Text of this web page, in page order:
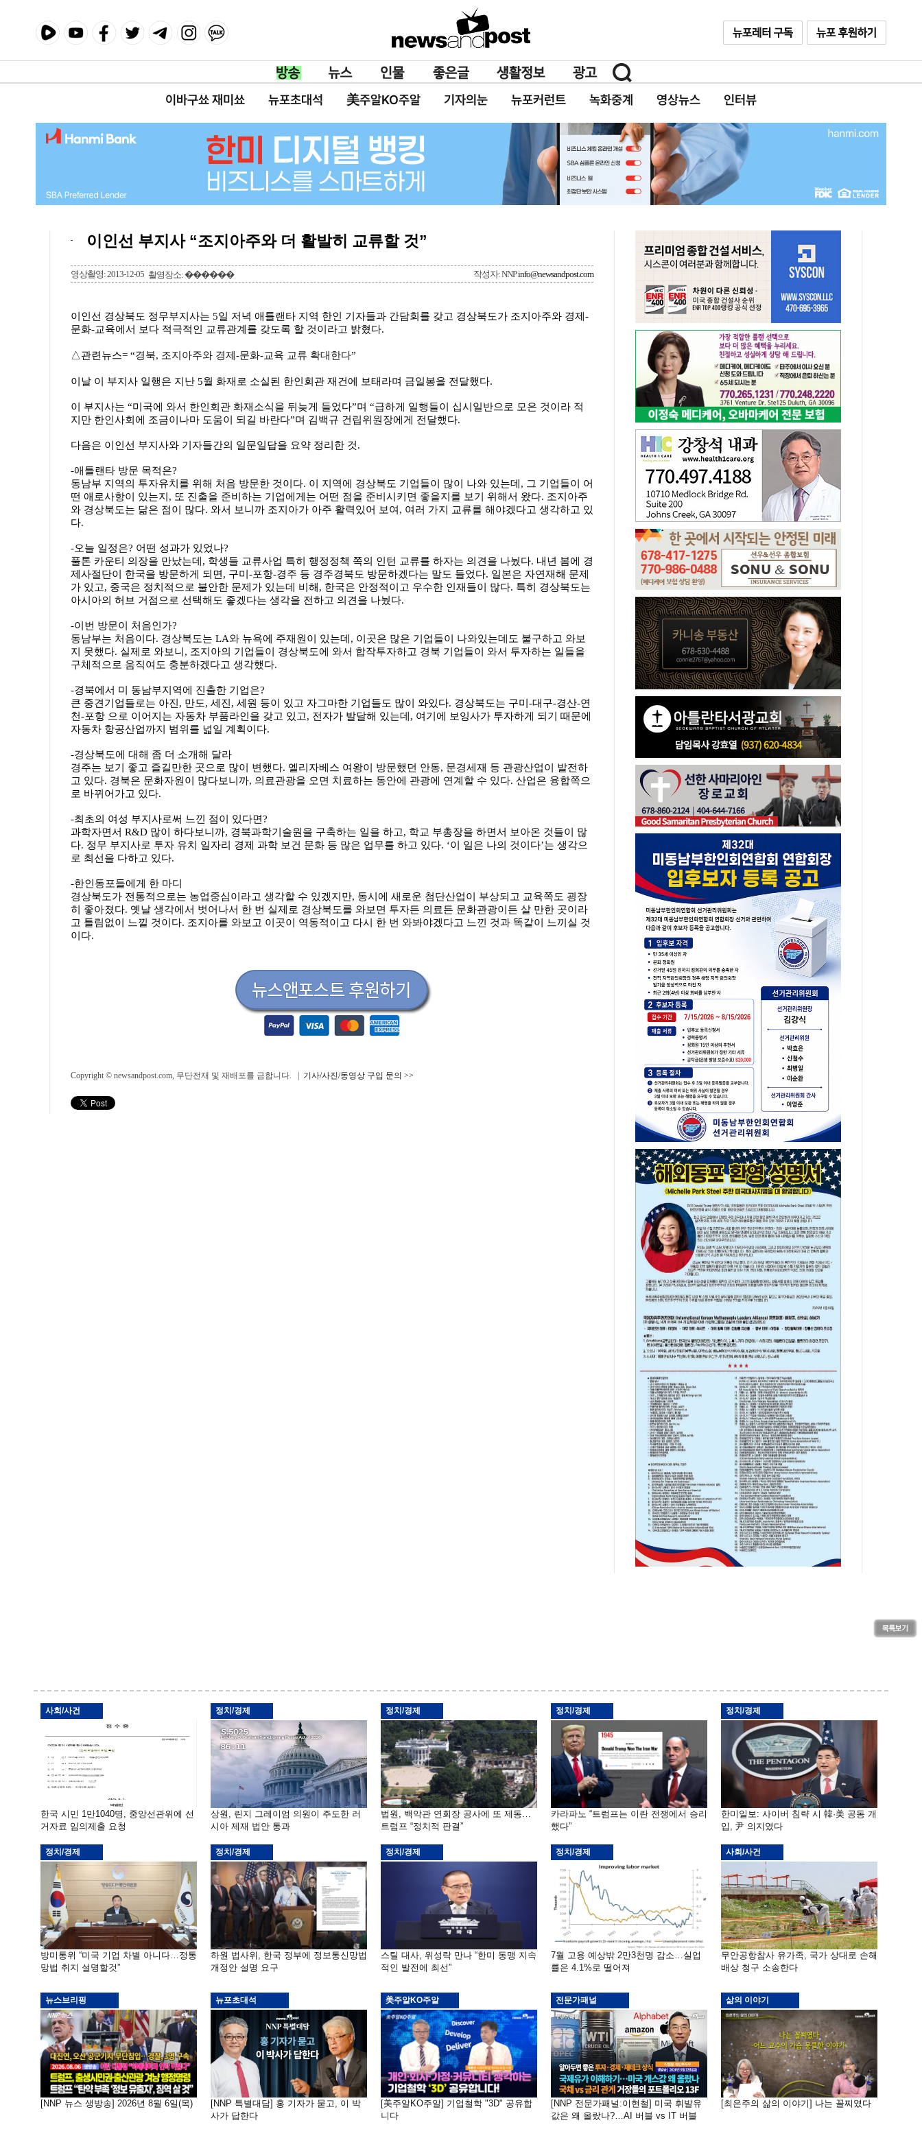
이바구쑈 재미쑈 뉴포초대석 美주알KO주알 기자의눈 뉴포커런트 녹화중계 영상뉴스 인터뷰
이인선 부지사 “조지아주와 더 활발히 교류할 것”
영상촬영: 2013-12-05 촬영장소: ������ 작성자: NNPinfo@newsandpost.com
이인선 경상북도 정무부지사는 5일 저녁 애틀랜타 지역 한인 기자들과 간담회를 갖고 경상북도가 조지아주와 경제-
문화-교육에서 보다 적극적인 교류관계를 갖도록 할 것이라고 밝혔다.
△관련뉴스= “경북, 조지아주와 경제-문화-교육 교류 확대한다”
이날 이 부지사 일행은 지난 5월 화재로 소실된 한인회관 재건에 보태라며 금일봉을 전달했다.
이 부지사는 “미국에 와서 한인회관 화재소식을 뒤늦게 들었다”며 “급하게 일행들이 십시일반으로 모은 것이라 적
지만 한인사회에 조금이나마 도움이 되길 바란다”며 김백규 건립위원장에게 전달했다.
다음은 이인선 부지사와 기자들간의 일문일답을 요약 정리한 것.
-애틀랜타 방문 목적은?
동남부 지역의 투자유치를 위해 처음 방문한 것이다. 이 지역에 경상북도 기업들이 많이 나와 있는데, 그 기업들이 어
떤 애로사항이 있는지, 또 진출을 준비하는 기업에게는 어떤 점을 준비시키면 좋을지를 보기 위해서 왔다. 조지아주
와 경상북도는 닮은 점이 많다. 와서 보니까 조지아가 아주 활력있어 보여, 여러 가지 교류를 해야겠다고 생각하고 있
다.
-오늘 일정은? 어떤 성과가 있었나?
풀톤 카운티 의장을 만났는데, 학생들 교류사업 특히 행정정책 쪽의 인턴 교류를 하자는 의견을 나눴다. 내년 봄에 경
제사절단이 한국을 방문하게 되면, 구미-포항-경주 등 경주경북도 방문하겠다는 말도 들었다. 일본은 자연재해 문제
가 있고, 중국은 정치적으로 불안한 문제가 있는데 비해, 한국은 안정적이고 우수한 인재들이 많다. 특히 경상북도는
아시아의 허브 거점으로 선택해도 좋겠다는 생각을 전하고 의견을 나눴다.
-이번 방문이 처음인가?
동남부는 처음이다. 경상북도는 LA와 뉴욕에 주재원이 있는데, 이곳은 많은 기업들이 나와있는데도 불구하고 와보
지 못했다. 실제로 와보니, 조지아의 기업들이 경상북도에 와서 합작투자하고 경북 기업들이 와서 투자하는 일들을
구체적으로 움직여도 충분하겠다고 생각했다.
-경북에서 미 동남부지역에 진출한 기업은?
큰 중견기업들로는 아진, 만도, 세진, 세원 등이 있고 자그마한 기업들도 많이 와있다. 경상북도는 구미-대구-경산-연
천-포항 으로 이어지는 자동차 부품라인을 갖고 있고, 전자가 발달해 있는데, 여기에 보잉사가 투자하게 되기 때문에
자동차 항공산업까지 범위를 넓일 계획이다.
-경상북도에 대해 좀 더 소개해 달라
경주는 보기 좋고 즐길만한 곳으로 많이 변했다. 엘리자베스 여왕이 방문했던 안동, 문경세재 등 관광산업이 발전하
고 있다. 경북은 문화자원이 많다보니까, 의료관광을 오면 치료하는 동안에 관광에 연계할 수 있다. 산업은 융합쪽으
로 바뀌어가고 있다.
-최초의 여성 부지사로써 느낀 점이 있다면?
과학자면서 R&D 많이 하다보니까, 경북과학기술원을 구축하는 일을 하고, 학교 부총장을 하면서 보아온 것들이 많
다. 정무 부지사로 투자 유치 일자리 경제 과학 보건 문화 등 많은 업무를 하고 있다. ‘이 일은 나의 것이다’는 생각으
로 최선을 다하고 있다.
-한인동포들에게 한 마디
경상북도가 전통적으로는 농업중심이라고 생각할 수 있겠지만, 동시에 새로운 첨단산업이 부상되고 교육쪽도 굉장
히 좋아졌다. 옛날 생각에서 벗어나서 한 번 실제로 경상북도를 와보면 투자든 의료든 문화관광이든 살 만한 곳이라
고 틀림없이 느낄 것이다. 조지아를 와보고 이곳이 역동적이고 다시 한 번 와봐야겠다고 느낀 것과 똑같이 느끼실 것
이다.
Copyright © newsandpost.com, 무단전재 및 재배포를 금합니다. | 기사/사진/동영상 구입 문의 >>
사회/사건
한국 시민 1만1040명, 중앙선관위에 선
거자료 임의제출 요청
정치/경제
상원, 린지 그레이엄 의원이 주도한 러
시아 제재 법안 통과
정치/경제
법원, 백악관 연회장 공사에 또 제동…
트럼프 “정치적 판결”
정치/경제
카라파노 “트럼프는 이란 전쟁에서 승리
했다”
정치/경제
한미일보: 사이버 침략 시 韓·美 공동 개
입, 尹 의지였다
정치/경제
방미통위 “미국 기업 차별 아니다…정통
망법 취지 설명할것”
정치/경제
하원 법사위, 한국 정부에 정보통신망법
개정안 설명 요구
정치/경제
스틸 대사, 위성락 만나 “한미 동맹 지속
적인 발전에 최선”
정치/경제
7월 고용 예상밖 2만3천명 감소…실업
률은 4.1%로 떨어져
사회/사건
무안공항참사 유가족, 국가 상대로 손해
배상 청구 소송한다
뉴스브리핑
[NNP 뉴스 생방송] 2026년 8월 6일(목)
뉴포초대석
[NNP 특별대담] 홍 기자가 묻고, 이 박
사가 답한다
美주알KO주알
[美주알KO주알] 기업철학 "3D" 공유합
니다
전문가패널
[NNP 전문가패널:이현철] 미국 휘발유
값은 왜 올랐나?…AI 버블 vs IT 버블
삶의 이야기
[최은주의 삶의 이야기] 나는 꼴찌였다